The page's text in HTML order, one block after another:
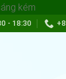
kém
to
content
- 18:30